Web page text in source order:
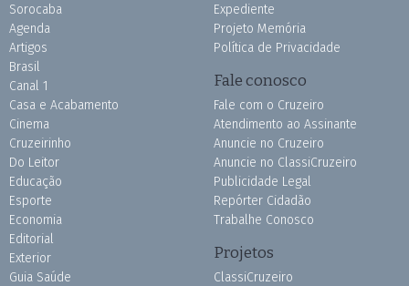
Sorocaba
Agenda
Artigos
Brasil
Canal 1
Casa e Acabamento
Cinema
Cruzeirinho
Do Leitor
Educação
Esporte
Economia
Editorial
Exterior
Guia Saúde
Expediente
Projeto Memória
Política de Privacidade
Fale conosco
Fale com o Cruzeiro
Atendimento ao Assinante
Anuncie no Cruzeiro
Anuncie no ClassiCruzeiro
Publicidade Legal
Repórter Cidadão
Trabalhe Conosco
Projetos
ClassiCruzeiro